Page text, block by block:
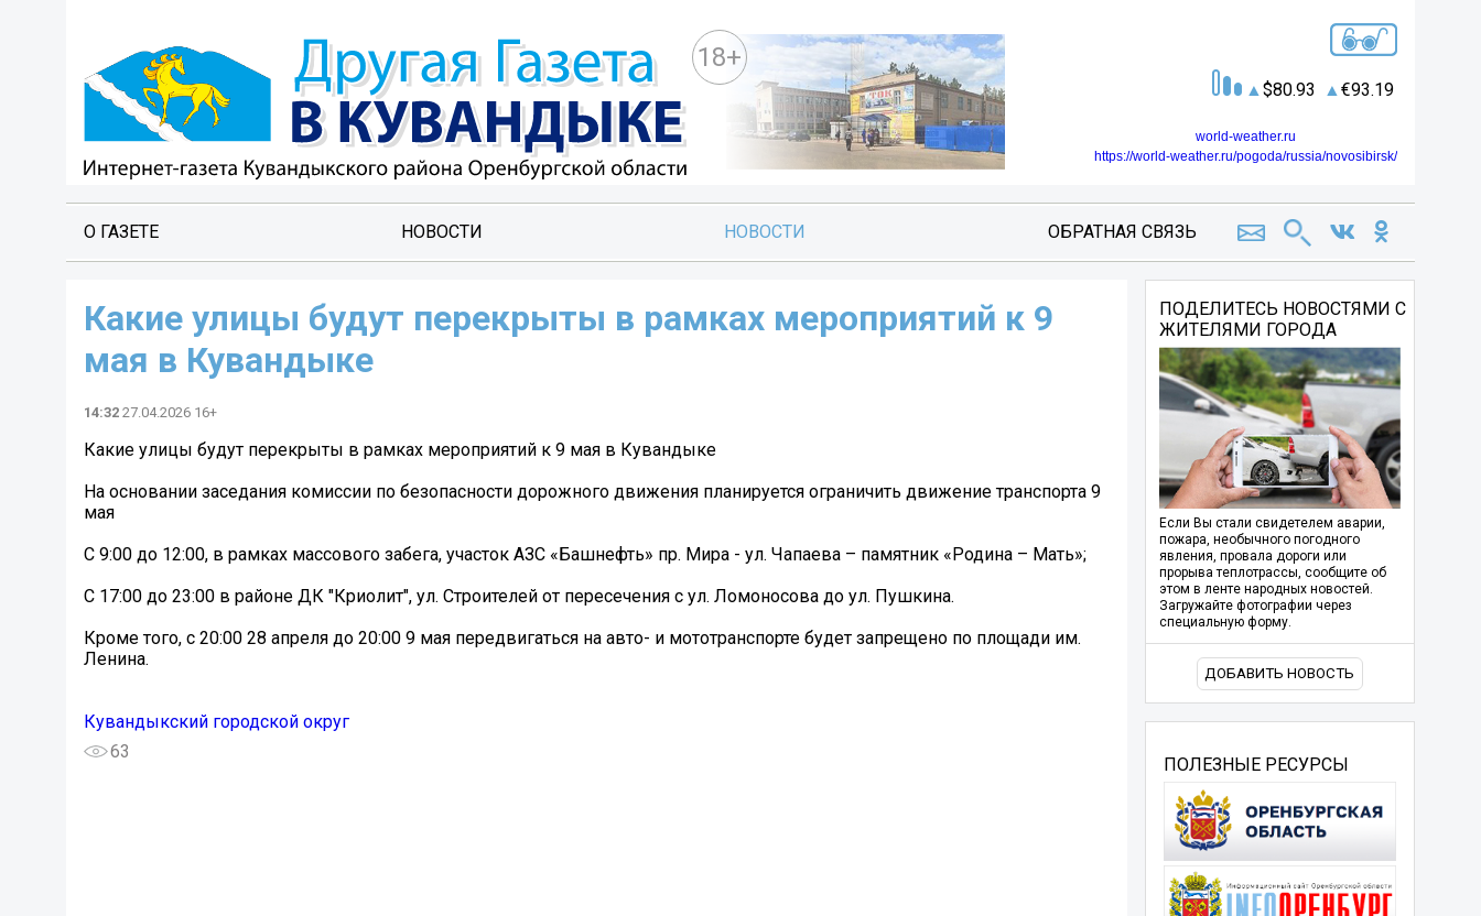
18+
80.93 93.19
world-weather.ru
https://world-weather.ru/pogoda/russia/novosibirsk/
О ГАЗЕТЕ НОВОСТИ НОВОСТИ ОБРАТНАЯ СВЯЗЬ
Какие улицы будут перекрыты в рамках мероприятий к 9
мая в Кувандыке
14:32 27.04.2026 16+
Какие улицы будут перекрыты в рамках мероприятий к 9 мая в Кувандыке
На основании заседания комиссии по безопасности дорожного движения планируется ограничить движение транспорта 9
мая
С 9:00 до 12:00, в рамках массового забега, участок АЗС «Башнефть» пр. Мира - ул. Чапаева – памятник «Родина – Мать»;
С 17:00 до 23:00 в районе ДК "Криолит", ул. Строителей от пересечения с ул. Ломоносова до ул. Пушкина.
Кроме того, с 20:00 28 апреля до 20:00 9 мая передвигаться на авто- и мототранспорте будет запрещено по площади им.
Ленина.
Кувандыкский городской округ
63
ПОДЕЛИТЕСЬ НОВОСТЯМИ С
ЖИТЕЛЯМИ ГОРОДА
Если Вы стали свидетелем аварии,
пожара, необычного погодного
явления, провала дороги или
прорыва теплотрассы, сообщите об
этом в ленте народных новостей.
Загружайте фотографии через
специальную форму.
ДОБАВИТЬ НОВОСТЬ
ПОЛЕЗНЫЕ РЕСУРСЫ